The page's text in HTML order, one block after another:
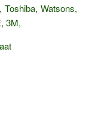
Watsons,
3M,